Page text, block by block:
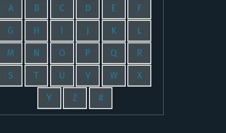
A B C D E F
G H I J K L
M N O P Q R
S T U V W X
Y Z #